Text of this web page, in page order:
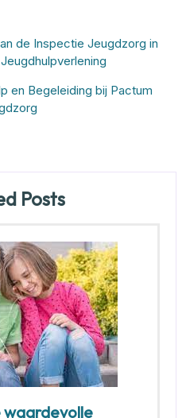
de Inspectie Jeugdzorg in
en Begeleiding bij Pactum
Posts